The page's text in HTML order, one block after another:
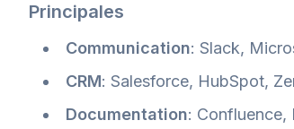
Principales
Communication: Slack,
CRM: Salesforce, HubSpot,
Documentation: Confluence,